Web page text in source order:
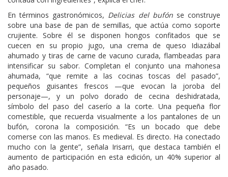
En términos gastronómicos, Delicias del bufónse construye
sobre una base de pan de semillas, que actúa como soporte
crujiente. Sobre él se disponen hongos confitados que se
cuecen en su propio jugo, una crema de queso Idiazábal
ahumado y tiras de carne de vacuno curada, flambeadas para
intensificar su sabor. Completan el conjunto una mahonesa
ahumada, “que remite a las cocinas toscas del pasado”,
pequeños guisantes frescos —que evocan la joroba del
personaje—, y un polvo dorado de cecina deshidratada,
símbolo del paso del caserío a la corte. Una pequeña flor
comestible, que recuerda visualmente a los pantalones de un
bufón, corona la composición. “Es un bocado que debe
comerse con las manos. Es medieval. Es directo. Ha conectado
mucho con la gente”, señala Irisarri, que destaca también el
aumento de participación en esta edición, un 40% superior al
año pasado.